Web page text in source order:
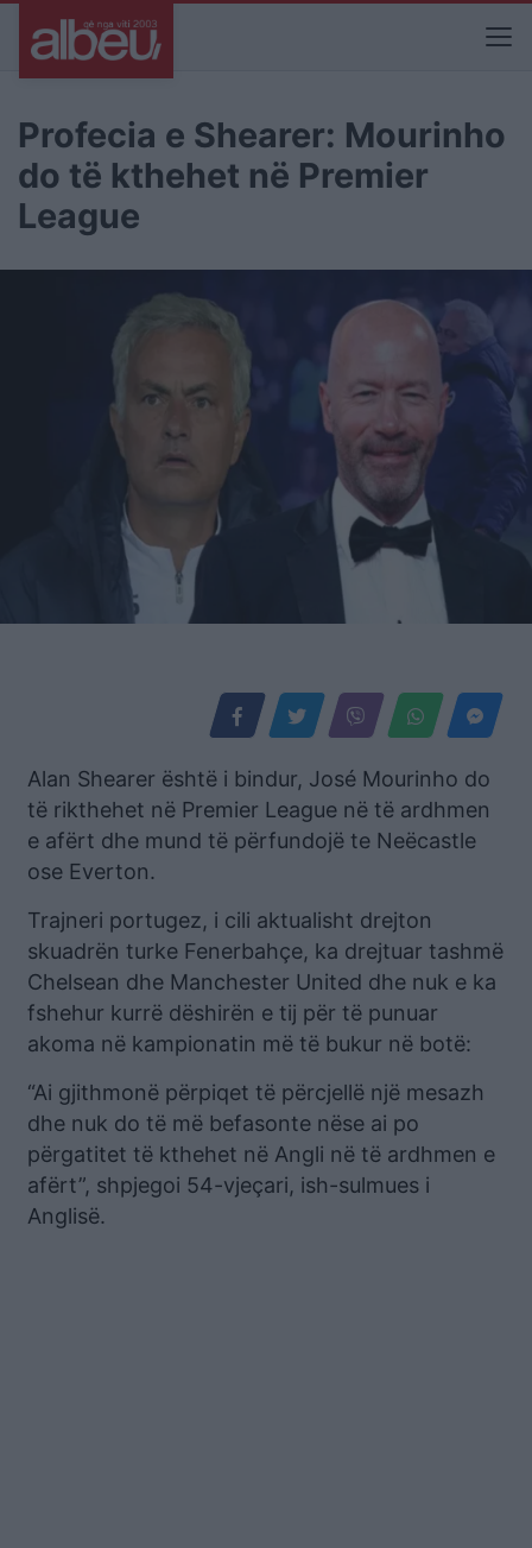
Profecia e Shearer: Mourinho
do të kthehet në Premier
League
Alan Shearer është i bindur, José Mourinho do
të rikthehet në Premier League në të ardhmen
e afërt dhe mund të përfundojë te Neëcastle
ose Everton.
Trajneri portugez, i cili aktualisht drejton
skuadrën turke Fenerbahçe, ka drejtuar tashmë
Chelsean dhe Manchester United dhe nuk e ka
fshehur kurrë dëshirën e tij për të punuar
akoma në kampionatin më të bukur në botë:
“Ai gjithmonë përpiqet të përcjellë një mesazh
dhe nuk do të më befasonte nëse ai po
përgatitet të kthehet në Angli në të ardhmen e
afërt”, shpjegoi 54-vjeçari, ish-sulmues i
Anglisë.